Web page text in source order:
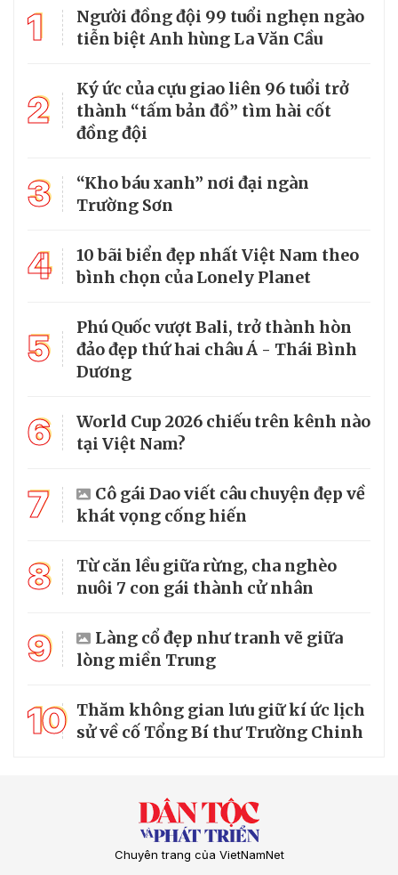
1
Người đồng đội 99 tuổi nghẹn ngào
tiễn biệt Anh hùng La Văn Cầu
2
Ký ức của cựu giao liên 96 tuổi trở
thành “tấm bản đồ” tìm hài cốt
đồng đội
3
“Kho báu xanh” nơi đại ngàn
Trường Sơn
4
10 bãi biển đẹp nhất Việt Nam theo
bình chọn của Lonely Planet
5
Phú Quốc vượt Bali, trở thành hòn
đảo đẹp thứ hai châu Á - Thái Bình
Dương
6
World Cup 2026 chiếu trên kênh nào
tại Việt Nam?
7
Cô gái Dao viết câu chuyện đẹp về
khát vọng cống hiến
8
Từ căn lều giữa rừng, cha nghèo
nuôi 7 con gái thành cử nhân
9
Làng cổ đẹp như tranh vẽ giữa
lòng miền Trung
10 Thăm không gian lưu giữ kí ức lịch
sử về cố Tổng Bí thư Trường Chinh
Chuyên trang của VietNamNet